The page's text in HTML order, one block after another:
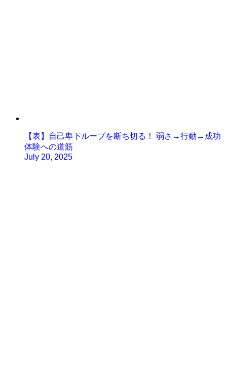
【表】自己卑下ループを断ち切る！ 弱さ→行動→成功
体験への道筋
July 20, 2025